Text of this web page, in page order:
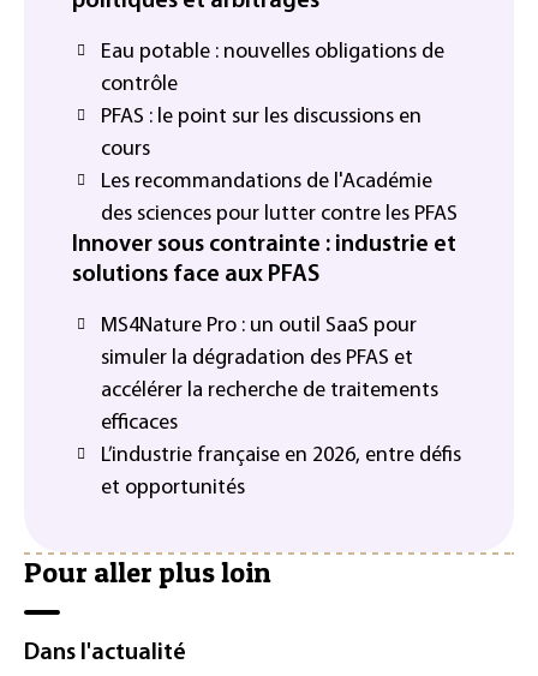
Eau potable : nouvelles obligations de
contrôle
PFAS : le point sur les discussions en
cours
Les recommandations de l'Académie
des sciences pour lutter contre les PFAS
Innover sous contrainte : industrie et
solutions face aux PFAS
MS4Nature Pro : un outil SaaS pour
simuler la dégradation des PFAS et
accélérer la recherche de traitements
efficaces
L’industrie française en 2026, entre défis
et opportunités
Pour aller plus loin
Dans l'actualité